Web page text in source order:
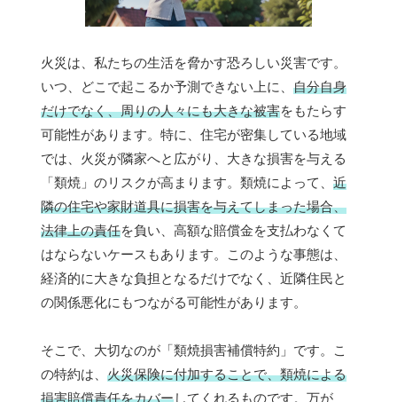
火災は、私たちの生活を脅かす恐ろしい災害です。
いつ、どこで起こるか予測できない上に、 自分自身
だけでなく、周りの人々にも大きな被害をもたらす
可能性があります。特に、住宅が密集している地域
では、火災が隣家へと広がり、大きな損害を与える
「類焼」のリスクが高まります。類焼によって、 近
隣の住宅や家財道具に損害を与えてしまった場合、
法律上の責任を負い、高額な賠償金を支払わなくて
はならないケースもあります。このような事態は、
経済的に大きな負担となるだけでなく、近隣住民と
の関係悪化にもつながる可能性があります。
そこで、大切なのが「類焼損害補償特約」です。こ
の特約は、 火災保険に付加することで、類焼による
損害賠償責任をカバーしてくれるものです。万が